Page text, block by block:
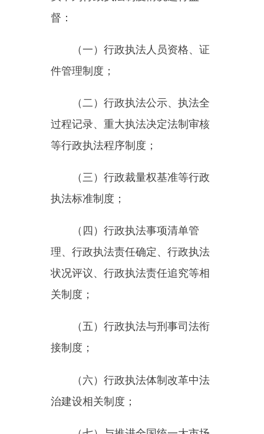
治建设相关制度；
（七）与推进全国统一大市场
第十三条
行政执法监督机构可
及跨领域、跨区域行政执法等方面
的争议进行协调；经协调不能取得
当提出处理意见，按程序报人民政
府决定。
第三章监督方式
据工作需要，综合运用日常监督、
重点监督、专项监督等方式，对行
常态化、长效化监督。
第十五条 行政执法监督机构可
以采取法律法规执行情况评估、执